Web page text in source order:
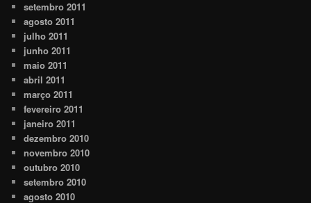
setembro 2011
agosto 2011
julho 2011
junho 2011
maio 2011
abril 2011
março 2011
fevereiro 2011
janeiro 2011
dezembro 2010
novembro 2010
outubro 2010
setembro 2010
agosto 2010